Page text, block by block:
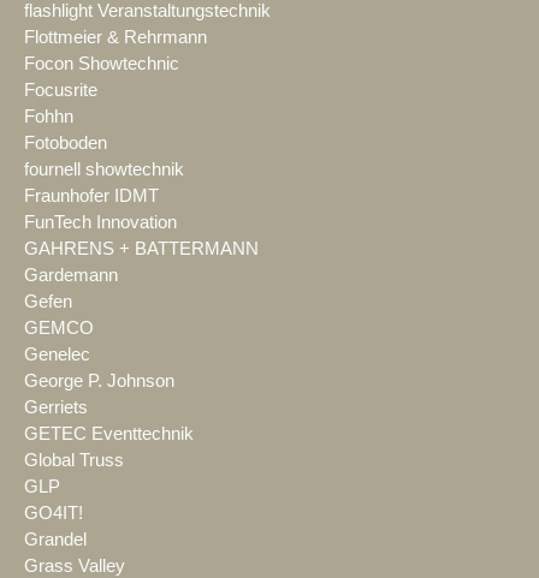
flashlight Veranstaltungstechnik
Flottmeier & Rehrmann
Focon Showtechnic
Focusrite
Fohhn
Fotoboden
fournell showtechnik
Fraunhofer IDMT
FunTech Innovation
GAHRENS + BATTERMANN
Gardemann
Gefen
GEMCO
Genelec
George P. Johnson
Gerriets
GETEC Eventtechnik
Global Truss
GLP
GO4IT!
Grandel
Grass Valley